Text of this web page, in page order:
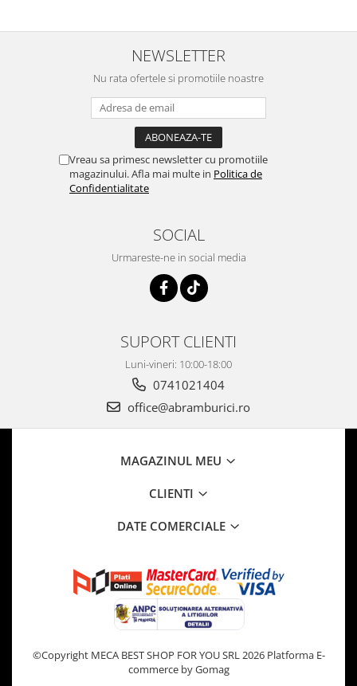
NEWSLETTER
Nu rata ofertele si promotiile noastre
Vreau sa primesc newsletter cu promotiile
magazinului. Afla mai multe in Politica de
Confidentialitate
SOCIAL
Urmareste-ne in social media
SUPORT CLIENTI
Luni-vineri: 10:00-18:00
0741021404
office@abramburici.ro
MAGAZINUL MEU
CLIENTI
DATE COMERCIALE
©Copyright MECA BEST SHOP FOR YOU SRL 2026 Platforma E-
commerce by Gomag